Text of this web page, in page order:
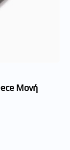
Μονή